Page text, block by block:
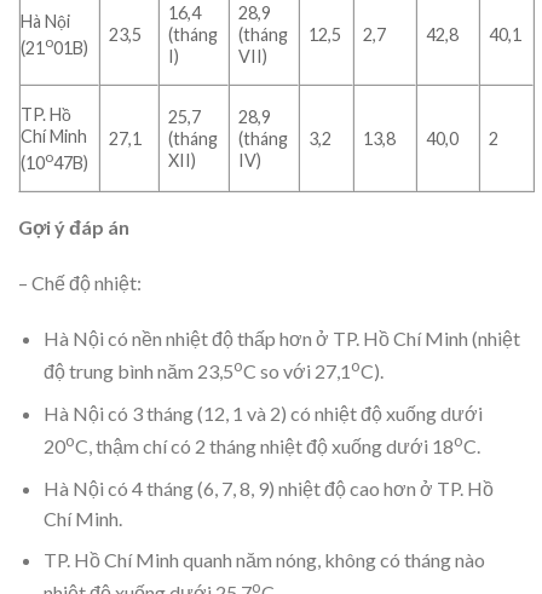
Hà Nội
(21 o01B)
23,5
16,4
(tháng
I)
28,9
(tháng
VII)
12,5 2,7 42,8 40,1
TP. Hồ
Chí Minh
(10o47B)
27,1
25,7
(tháng
XII)
28,9
(tháng
IV)
3,2 13,8 40,0 2
Gợi ý đáp án
– Chế độ nhiệt:
Hà Nội có nền nhiệt độ thấp hơn ở TP. Hồ Chí Minh (nhiệt
độ trung bình năm 23,5oC so với 27,1oC).
Hà Nội có 3 tháng (12, 1 và 2) có nhiệt độ xuống dưới
20oC, thậm chí có 2 tháng nhiệt độ xuống dưới 18oC.
Hà Nội có 4 tháng (6, 7, 8, 9) nhiệt độ cao hơn ở TP. Hồ
Chí Minh.
TP. Hồ Chí Minh quanh năm nóng, không có tháng nào
o